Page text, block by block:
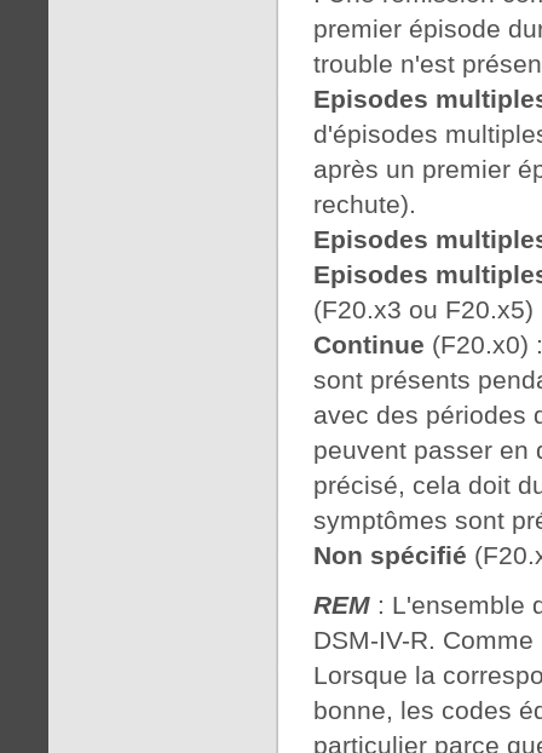
premier épisode
trouble n'est
Episodes
d'épisodes
après un premier
rechute).
Episodes
Episodes
(F20.x3 ou F20.x5)
Continue (F20.x0)
sont présents
avec des périodes
peuvent passer en
précisé, cela doit
symptômes sont
Non spécifié
REM : L'ensemble
DSM-IV-R.
Lorsque la
bonne, les codes
particulier parce